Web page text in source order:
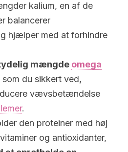
kalium, en af ​​de
balancerer
hjælper med at forhindre
mængde omega
som du sikkert ved,
vævsbetændelse
.
den proteiner med høj
og antioxidanter,